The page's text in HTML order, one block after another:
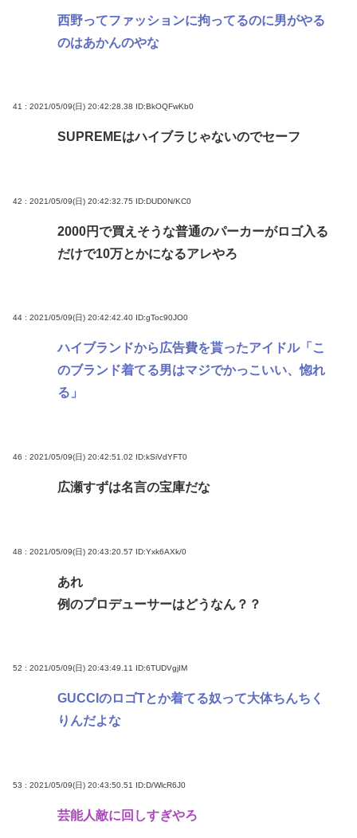
西野ってファッションに拘ってるのに男がやる
のはあかんのやな
41 : 2021/05/09(日) 20:42:28.38 ID:BkOQFwKb0
SUPREMEはハイブラじゃないのでセーフ
42 : 2021/05/09(日) 20:42:32.75 ID:DUD0N/KC0
2000円で買えそうな普通のパーカーがロゴ入る
だけで10万とかになるアレやろ
44 : 2021/05/09(日) 20:42:42.40 ID:gToc90JO0
ハイブランドから広告費を貰ったアイドル「こ
のブランド着てる男はマジでかっこいい、惚れ
る」
46 : 2021/05/09(日) 20:42:51.02 ID:kSiVdYFT0
広瀬すずは名言の宝庫だな
48 : 2021/05/09(日) 20:43:20.57 ID:Yxk6AXk/0
あれ
例のプロデューサーはどうなん？？
52 : 2021/05/09(日) 20:43:49.11 ID:6TUDVgjIM
GUCCIのロゴTとか着てる奴って大体ちんちく
りんだよな
53 : 2021/05/09(日) 20:43:50.51 ID:D/WlcR6J0
芸能人敵に回しすぎやろ